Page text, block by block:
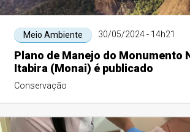
Meio Ambiente 30/05/2024 - 14h21
Plano de Manejo do Monumento
Itabira (Monai) é publicado
Conservação